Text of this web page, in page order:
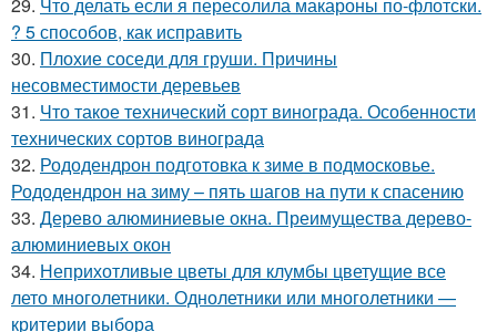
? 5 способов, как исправить
30. Плохие соседи для груши. Причины
несовместимости деревьев
31. Что такое технический сорт винограда. Особенности
технических сортов винограда
32. Рододендрон подготовка к зиме в подмосковье.
Рододендрон на зиму – пять шагов на пути к спасению
33. Дерево алюминиевые окна. Преимущества дерево-
алюминиевых окон
34. Неприхотливые цветы для клумбы цветущие все
лето многолетники. Однолетники или многолетники —
критерии выбора